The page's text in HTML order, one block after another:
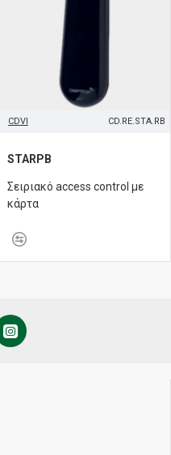
CDVI CD.RE.STA.RB
STARPB
Σειριακό access control με
κάρτα